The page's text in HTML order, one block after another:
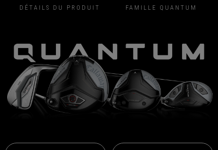
DÉTAILS DU PRODUIT FAMILLE QUANTUM